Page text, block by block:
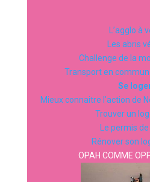
L’agglo à
Les abris
Challenge de la
Transport en
Se
Mieux connaitre l’action de
Trouver un
Le permis
Rénover son
OPAH COMME